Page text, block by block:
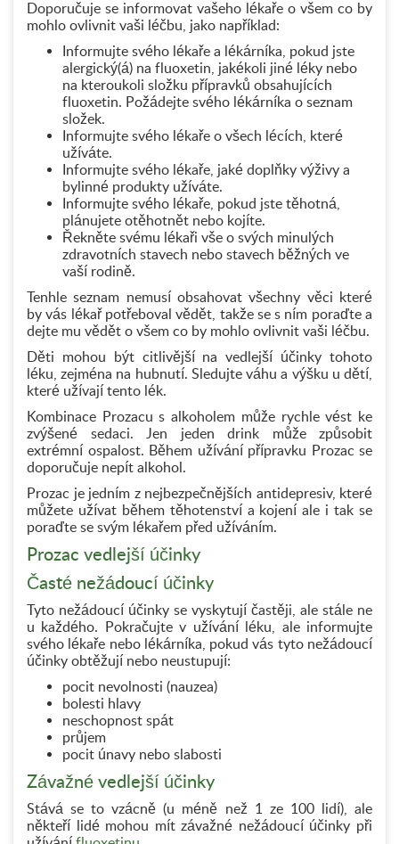
Doporučuje se informovat vašeho lékaře o všem co by
mohlo ovlivnit vaši léčbu, jako například:
Informujte svého lékaře a lékárníka, pokud jste
alergický(á) na fluoxetin, jakékoli jiné léky nebo
na kteroukoli složku přípravků obsahujících
fluoxetin. Požádejte svého lékárníka o seznam
složek.
Informujte svého lékaře o všech lécích, které
užíváte.
Informujte svého lékaře, jaké doplňky výživy a
bylinné produkty užíváte.
Informujte svého lékaře, pokud jste těhotná,
plánujete otěhotnět nebo kojíte.
Řekněte svému lékaři vše o svých minulých
zdravotních stavech nebo stavech běžných ve
vaší rodině.
Tenhle seznam nemusí obsahovat všechny věci které
by vás lékař potřeboval vědět, takže se s ním poraďte a
dejte mu vědět o všem co by mohlo ovlivnit vaši léčbu.
Děti mohou být citlivější na vedlejší účinky tohoto
léku, zejména na hubnutí. Sledujte váhu a výšku u dětí,
které užívají tento lék.
Kombinace Prozacu s alkoholem může rychle vést ke
zvýšené sedaci. Jen jeden drink může způsobit
extrémní ospalost. Během užívání přípravku Prozac se
doporučuje nepít alkohol.
Prozac je jedním z nejbezpečnějších antidepresiv, které
můžete užívat během těhotenství a kojení ale i tak se
poraďte se svým lékařem před užíváním.
Prozac vedlejší účinky
Časté nežádoucí účinky
Tyto nežádoucí účinky se vyskytují častěji, ale stále ne
u každého. Pokračujte v užívání léku, ale informujte
svého lékaře nebo lékárníka, pokud vás tyto nežádoucí
účinky obtěžují nebo neustupují:
pocit nevolnosti (nauzea)
bolesti hlavy
neschopnost spát
průjem
pocit únavy nebo slabosti
Závažné vedlejší účinky
Stává se to vzácně (u méně než 1 ze 100 lidí), ale
někteří lidé mohou mít závažné nežádoucí účinky při